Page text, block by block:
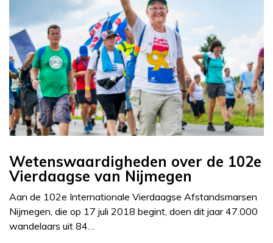
Wetenswaardigheden over de 102e
Vierdaagse van Nijmegen
Aan de 102e Internationale Vierdaagse Afstandsmarsen
Nijmegen, die op 17 juli 2018 begint, doen dit jaar 47.000
wandelaars uit 84…